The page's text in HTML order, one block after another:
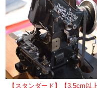
【スタンダード】【3.5cm以